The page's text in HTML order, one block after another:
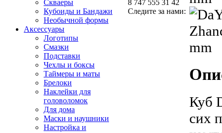
Скваеры
Кубоиды и Бандажи
Необычной формы
Аксессуары
Логотипы
Смазки
Подставки
Чехлы и боксы
Таймеры и маты
Брелоки
Наклейки для
головоломок
Для дома
Маски и наушники
Настройка и
Куб
сих
8 747 555 31 42
Следите за нами: